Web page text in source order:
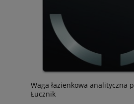
Waga łazienkowa analityczna
Łucznik